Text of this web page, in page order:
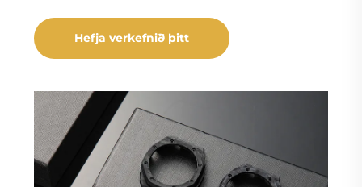
Hefja verkefnið þitt